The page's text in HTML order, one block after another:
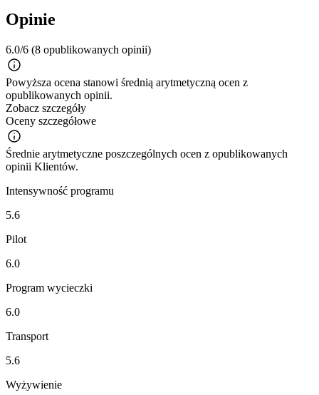
Opinie
6.0/6 (8 opublikowanych opinii)
Powyższa ocena stanowi średnią arytmetyczną ocen z
opublikowanych opinii.
Zobacz szczegóły
Oceny szczegółowe
Średnie arytmetyczne poszczególnych ocen z opublikowanych
opinii Klientów.
Intensywność programu
5.6
Pilot
6.0
Program wycieczki
6.0
Transport
5.6
Wyżywienie